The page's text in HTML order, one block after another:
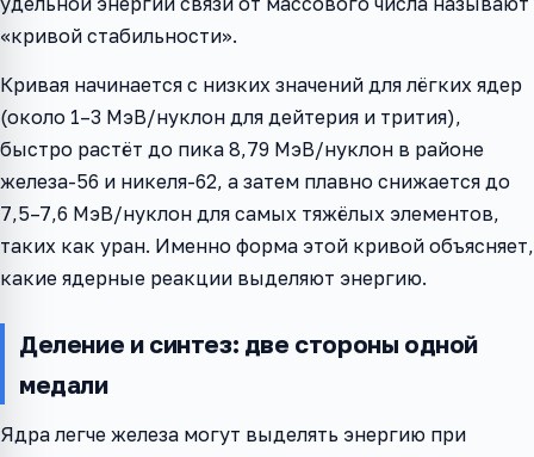
«кривой стабильности».
Кривая начинается с низких значений для лёгких ядер
(около 1–3 МэВ/нуклон для дейтерия и трития),
быстро растёт до пика 8,79 МэВ/нуклон в районе
железа-56 и никеля-62, а затем плавно снижается до
7,5–7,6 МэВ/нуклон для самых тяжёлых элементов,
таких как уран. Именно форма этой кривой объясняет,
какие ядерные реакции выделяют энергию.
Деление и синтез: две стороны одной
медали
Ядра легче железа могут выделять энергию при